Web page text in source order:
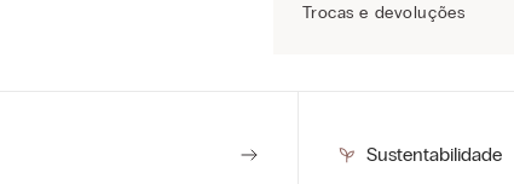
Trocas e devoluções
Sustentabilidade